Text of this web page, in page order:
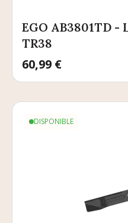
EGO AB3801TD -
TR38
Prix
60,99 €
DISPONIBLE